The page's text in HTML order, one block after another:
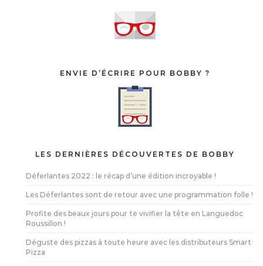
ENVIE D’ÉCRIRE POUR BOBBY ?
LES DERNIÈRES DÉCOUVERTES DE BOBBY
Déferlantes 2022 : le récap d’une édition incroyable !
Les Déferlantes sont de retour avec une programmation folle !
Profite des beaux jours pour te vivifier la tête en Languedoc
Roussillon !
Déguste des pizzas à toute heure avec les distributeurs Smart
Pizza